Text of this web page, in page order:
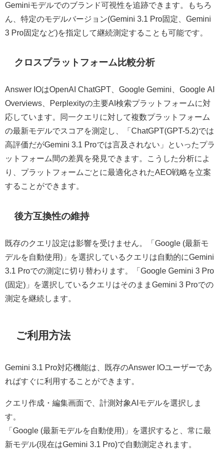
Geminiモデルでのブランド可視性を追跡できます。もちろ
ん、特定のモデルバージョン(Gemini 3.1 Pro固定、Gemini
3 Pro固定など)を指定して継続測定することも可能です。
クロスプラットフォーム比較分析
Answer IOはOpenAI ChatGPT、Google Gemini、Google AI
Overviews、Perplexityの主要AI検索プラットフォームに対
応しています。同一クエリに対して複数プラットフォーム
の最新モデルでスコアを測定し、「ChatGPT(GPT-5.2)では
高評価だがGemini 3.1 Proでは言及されない」といったプラ
ットフォーム間の差異を発見できます。こうした分析によ
り、プラットフォームごとに最適化されたAEO戦略を立案
することができます。
後方互換性の維持
既存のクエリ設定は影響を受けません。「Google (最新モ
デルを自動使用)」を選択しているクエリは自動的にGemini
3.1 Proでの測定に切り替わります。「Google Gemini 3 Pro
(固定)」を選択しているクエリはそのままGemini 3 Proでの
測定を継続します。
ご利用方法
Gemini 3.1 Pro対応機能は、既存のAnswer IOユーザーであ
ればすぐに利用することができます。
クエリ作成・編集画面で、計測対象AIモデルを選択しま
す。
「Google (最新モデルを自動使用)」を選択すると、常に最
新モデル(現在はGemini 3.1 Pro)で自動測定されます。